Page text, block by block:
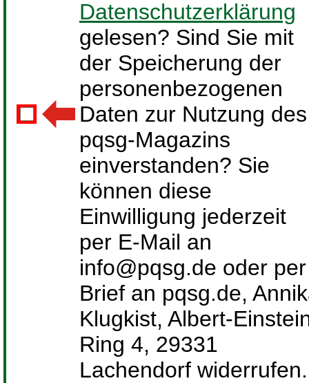
Datenschutzerklärung
gelesen? Sind Sie mit
der Speicherung der
personenbezogenen
Daten zur Nutzung des
pqsg-Magazins
einverstanden? Sie
können diese
Einwilligung jederzeit
per E-Mail an
info@pqsg.de oder per
Brief an pqsg.de,
Klugkist, Albert-
Ring 4, 29331
Lachendorf widerrufen.